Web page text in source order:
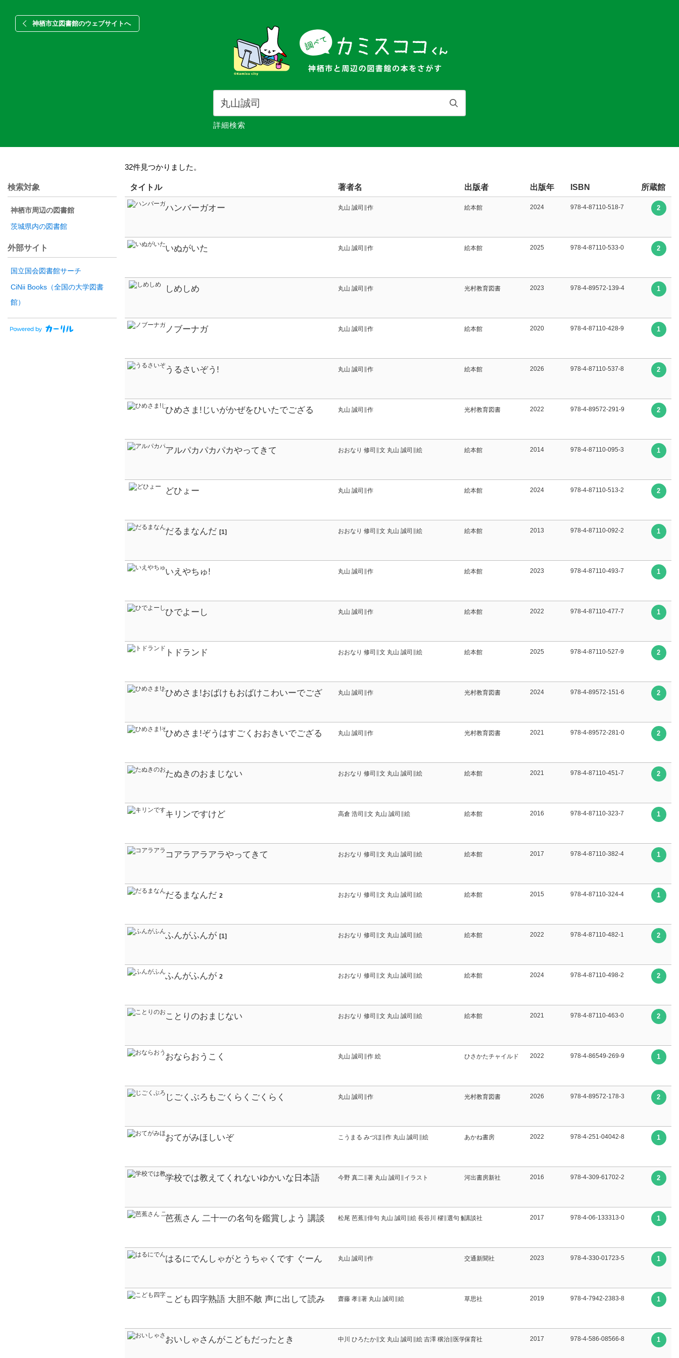
神栖市立図書館のウェブサイトへ
詳細検索
32件見つかりました。
タイトル 著者名 出版者 出版年 ISBN 所蔵館
ハンバーガオー 丸山 誠司∥作 絵本館 2024 978-4-87110-518-7 2
いぬがいた 丸山 誠司∥作 絵本館 2025 978-4-87110-533-0 2
しめしめ 丸山 誠司∥作 光村教育図書 2023 978-4-89572-139-4 1
ノブーナガ 丸山 誠司∥作 絵本館 2020 978-4-87110-428-9 1
うるさいぞう! 丸山 誠司∥作 絵本館 2026 978-4-87110-537-8 2
ひめさま!じいがかぜをひいたでござる 丸山 誠司∥作 光村教育図書 2022 978-4-89572-291-9 2
アルパカパカパカやってきて おおなり 修司∥文 丸山 誠司∥絵 絵本館 2014 978-4-87110-095-3 1
どひょー 丸山 誠司∥作 絵本館 2024 978-4-87110-513-2 2
だるまなんだ [1] おおなり 修司∥文 丸山 誠司∥絵 絵本館 2013 978-4-87110-092-2 1
いえやちゅ! 丸山 誠司∥作 絵本館 2023 978-4-87110-493-7 1
ひでよーし 丸山 誠司∥作 絵本館 2022 978-4-87110-477-7 1
トドランド おおなり 修司∥文 丸山 誠司∥絵 絵本館 2025 978-4-87110-527-9 2
ひめさま!おばけもおばけこわいーでござ
丸山 誠司∥作 光村教育図書 2024 978-4-89572-151-6 2
ひめさま!ぞうはすごくおおきいでござる 丸山 誠司∥作 光村教育図書 2021 978-4-89572-281-0 2
たぬきのおまじない おおなり 修司∥文 丸山 誠司∥絵 絵本館 2021 978-4-87110-451-7 2
キリンですけど 高倉 浩司∥文 丸山 誠司∥絵 絵本館 2016 978-4-87110-323-7 1
コアラアラアラやってきて おおなり 修司∥文 丸山 誠司∥絵 絵本館 2017 978-4-87110-382-4 1
だるまなんだ 2 おおなり 修司∥文 丸山 誠司∥絵 絵本館 2015 978-4-87110-324-4 1
ふんがふんが [1] おおなり 修司∥文 丸山 誠司∥絵 絵本館 2022 978-4-87110-482-1 2
ふんがふんが 2 おおなり 修司∥文 丸山 誠司∥絵 絵本館 2024 978-4-87110-498-2 2
ことりのおまじない おおなり 修司∥文 丸山 誠司∥絵 絵本館 2021 978-4-87110-463-0 2
おならおうこく 丸山 誠司∥作 絵 ひさかたチャイルド 2022 978-4-86549-269-9 1
じごくぶろもごくらくごくらく 丸山 誠司∥作 光村教育図書 2026 978-4-89572-178-3 2
おてがみほしいぞ こうまる みづほ∥作 丸山 誠司∥絵 あかね書房 2022 978-4-251-04042-8 1
学校では教えてくれないゆかいな日本語
今野 真二∥著 丸山 誠司∥イラスト 河出書房新社 2016 978-4-309-61702-2 2
芭蕉さん 二十一の名句を鑑賞しよう 講談
松尾 芭蕉∥俳句 丸山 誠司∥絵 長谷川 櫂∥選句 解説講談社 2017 978-4-06-133313-0 1
はるにでんしゃがとうちゃくです ぐーん
丸山 誠司∥作 交通新聞社 2023 978-4-330-01723-5 1
こども四字熟語 大胆不敵 声に出して読み
齋藤 孝∥著 丸山 誠司∥絵 草思社 2019 978-4-7942-2383-8 1
おいしゃさんがこどもだったとき 中川 ひろたか∥文 丸山 誠司∥絵 吉澤 穣治∥医学監修
保育社 2017 978-4-586-08566-8 1
検索対象
神栖市周辺の図書館
茨城県内の図書館
外部サイト
国立国会図書館サーチ
CiNii Books（全国の大学図書
館）